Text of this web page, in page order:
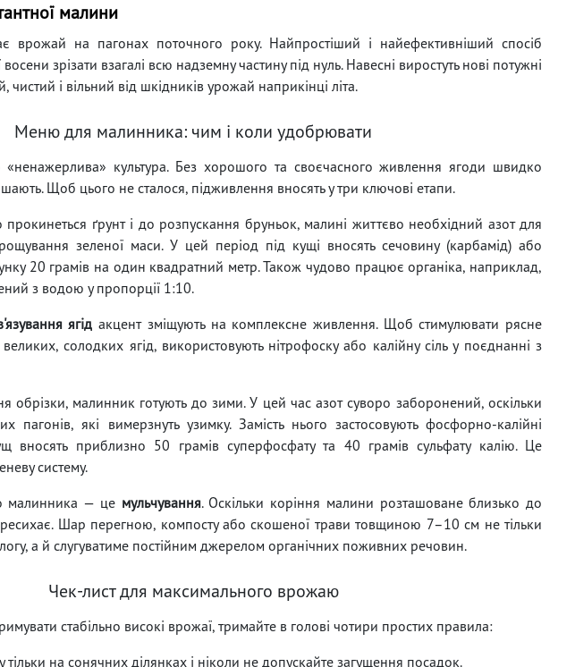
малини
врожай на пагонах поточного року. Найпростіший і найефективніший спосіб
зрізати взагалі всю надземну частину під нуль. Навесні виростуть нові потужні
чистий і вільний від шкідників урожай наприкінці літа.
Меню для малинника: чим і коли удобрювати
культура. Без хорошого та своєчасного живлення ягоди швидко
Щоб цього не сталося, підживлення вносять у три ключові етапи.
ґрунт і до розпускання бруньок, малині життєво необхідний азот для
зеленої маси. У цей період під кущі вносять сечовину (карбамід) або
20 грамів на один квадратний метр. Також чудово працює органіка, наприклад,
з водою у пропорції 1:10.
ягід акцент зміщують на комплексне живлення. Щоб стимулювати рясне
солодких ягід, використовують нітрофоску або калійну сіль у поєднанні з
обрізки, малинник готують до зими. У цей час азот суворо заборонений, оскільки
пагонів, які вимерзнуть узимку. Замість нього застосовують фосфорно-калійні
вносять приблизно 50 грамів суперфосфату та 40 грамів сульфату калію. Це
систему.
малинника — це мульчування. Оскільки коріння малини розташоване близько до
Шар перегною, компосту або скошеної трави товщиною 7–10 см не тільки
а й слугуватиме постійним джерелом органічних поживних речовин.
Чек-лист для максимального врожаю
стабільно високі врожаї, тримайте в голові чотири простих правила:
на сонячних ділянках і ніколи не допускайте загущення посадок.